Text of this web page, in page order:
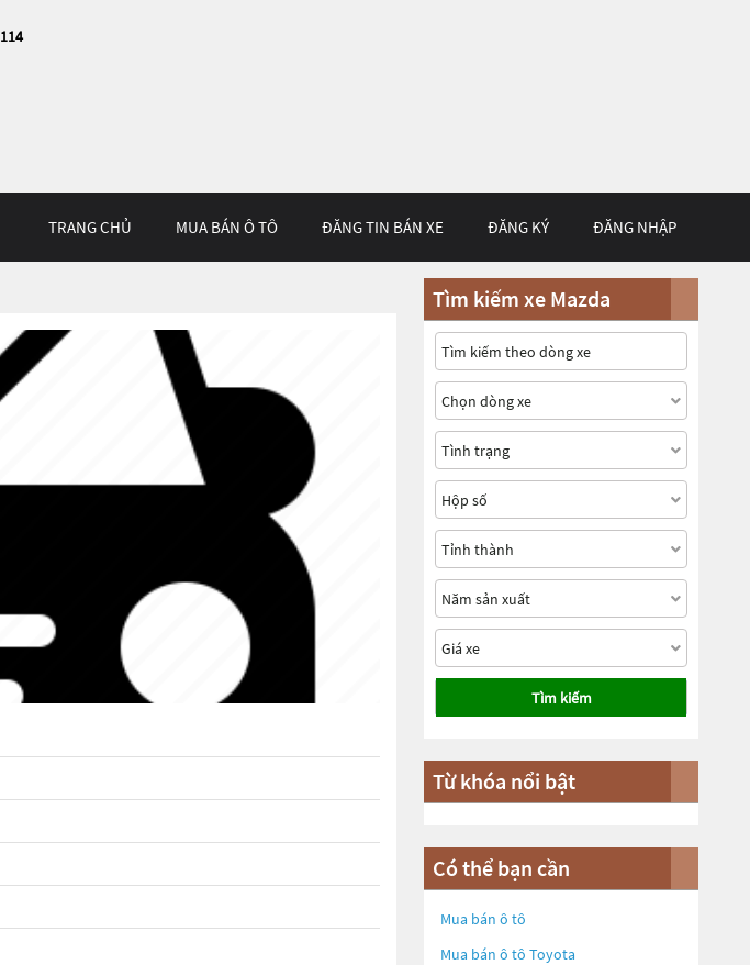
114
TRANG CHỦ MUA BÁN Ô TÔ ĐĂNG TIN BÁN XE ĐĂNG KÝ ĐĂNG NHẬP
Tìm kiếm xe Mazda
Tìm kiếm
Từ khóa nổi bật
Có thể bạn cần
Mua bán ô tô
Mua bán ô tô Toyota